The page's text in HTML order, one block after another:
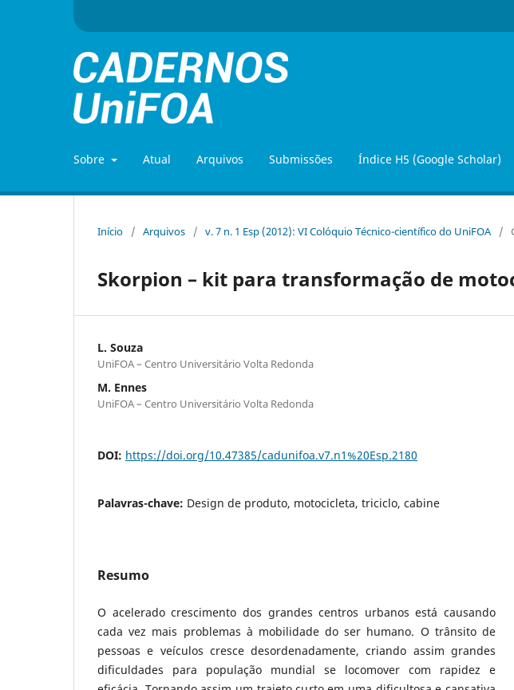
Sobre Atual Arquivos Submissões Índice H5 (Google Scholar)
Início / Arquivos / v. 7 n. 1 Esp (2012): VI Colóquio Técnico-científico do UniFOA /
Skorpion – kit para transformação de
L. Souza
UniFOA – Centro Universitário Volta Redonda
M. Ennes
UniFOA – Centro Universitário Volta Redonda
DOI: https://doi.org/10.47385/cadunifoa.v7.n1%20Esp.2180
Palavras-chave: Design de produto, motocicleta, triciclo, cabine
Resumo
O acelerado crescimento dos grandes centros urbanos está causando
cada vez mais problemas à mobilidade do ser humano. O trânsito de
pessoas e veículos cresce desordenadamente, criando assim grandes
dificuldades para população mundial se locomover com rapidez e